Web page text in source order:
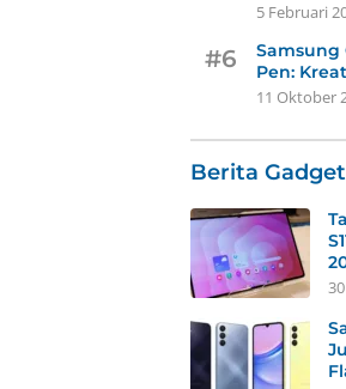
5 Februari
#6
Samsung
Pen:
11 Oktober
Berita